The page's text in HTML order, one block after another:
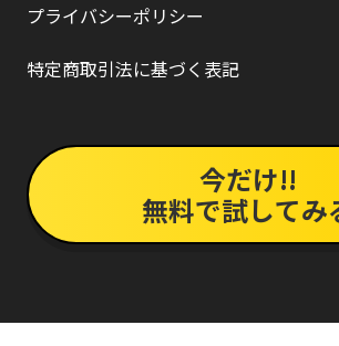
プライバシーポリシー
特定商取引法に基づく表記
今だけ!!
無料で試してみ